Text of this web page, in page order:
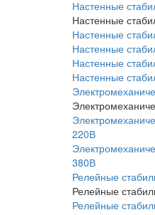
Настенные
Настенные
Настенные
Настенные
Настенные
Настенные
220В
380В
Релейные
Релейные
Релейные